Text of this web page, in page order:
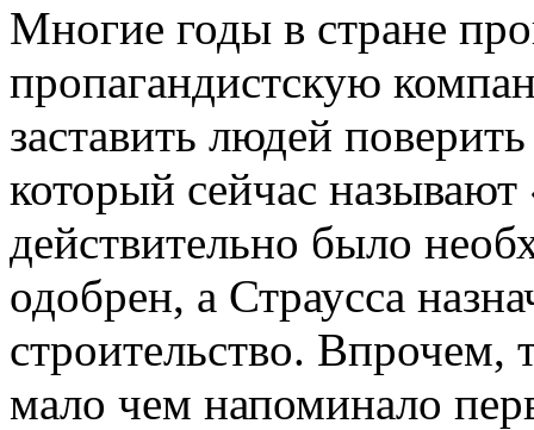
Многие годы в стране
пропагандистскую
заставить людей
который сейчас
действительно было
одобрен, а Страусса
строительство. Впрочем,
мало чем напоминало